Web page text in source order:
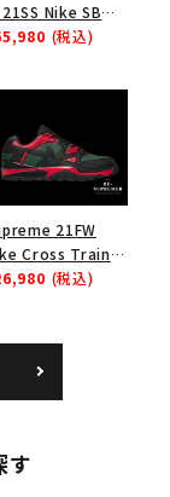
21SS Nike SB
Low ナイキSB
(税込)
21FW
Cross Trainer
ナイキクロスト
(税込)
す